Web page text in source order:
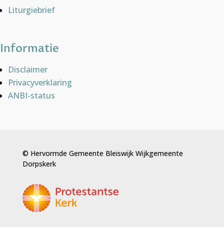
Liturgiebrief
Informatie
Disclaimer
Privacyverklaring
ANBI-status
© Hervormde Gemeente Bleiswijk Wijkgemeente
Dorpskerk